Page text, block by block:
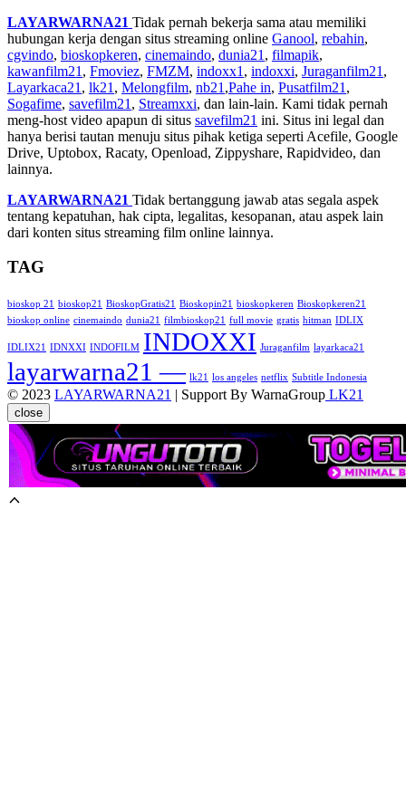
LAYARWARNA21 Tidak pernah bekerja sama atau memiliki
hubungan kerja dengan situs streaming online Ganool, rebahin,
cgvindo, bioskopkeren, cinemaindo, dunia21 , filmapik,
kawanfilm21 , Fmoviez, FMZM, indoxx1 , indoxxi, Juraganfilm21 ,
Layarkaca21 , lk21 , Melongfilm, nb21 ,Pahe in, Pusatfilm21 ,
Sogafime, savefilm21 , Streamxxi, dan lain-lain. Kami tidak pernah
meng-host video apapun di situs savefilm21 ini. Situs ini legal dan
hanya berisi tautan menuju situs pihak ketiga seperti Acefile, Google
Drive, Uptobox, Racaty, Openload, Zippyshare, Rapidvideo, dan
lainnya.
LAYARWARNA21 Tidak bertanggung jawab atas segala aspek
tentang kepatuhan, hak cipta, legalitas, kesopanan, atau aspek lain
dari konten situs streaming film online lainnya.
TAG
bioskop 21 bioskop21 BioskopGratis21 Bioskopin21 bioskopkeren Bioskopkeren21
bioskop online cinemaindo dunia21 filmbioskop21 full movie gratis hitman IDLIX
IDLIX21 IDNXXI INDOFILM INDOXXI Juraganfilm layarkaca21
layarwarna21 — lk21 los angeles netflix Subtitle Indonesia
© 2023 LAYARWARNA21 | Support By WarnaGroup LK21
close